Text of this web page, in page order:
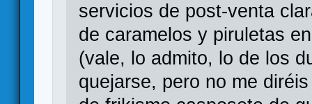
servicios de post-venta
de caramelos y piruletas
(vale, lo admito, lo de los
quejarse, pero no me